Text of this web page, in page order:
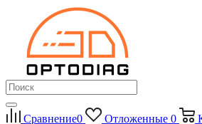
Сравнение0 Отложенные 0